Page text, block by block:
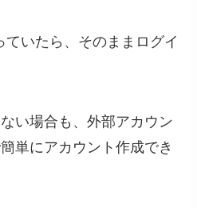
いたら、そのままログイ
い場合も、外部アカウン
単にアカウント作成でき